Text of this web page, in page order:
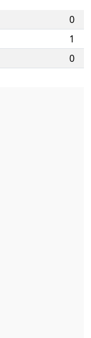
0
1
0